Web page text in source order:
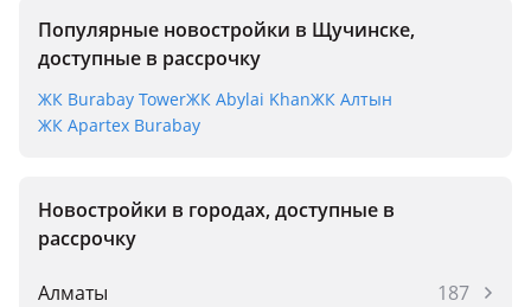
Популярные новостройки в Щучинске,
доступные в рассрочку
ЖК Burabay TowerЖК Abylai KhanЖК Алтын
ЖК Apartex Burabay
Новостройки в городах, доступные в
рассрочку
Алматы
187